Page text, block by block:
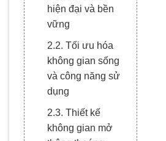
hiện đại và bền
vững
2.2. Tối ưu hóa
không gian sống
và công năng sử
dụng
2.3. Thiết kế
không gian mở